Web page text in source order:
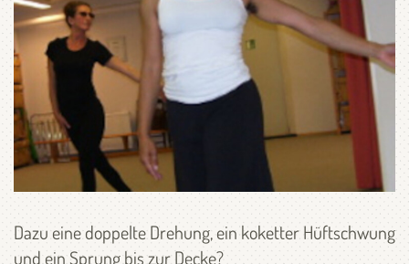
Dazu eine doppelte Drehung, ein koketter Hüftschwung
und ein Sprung bis zur Decke?